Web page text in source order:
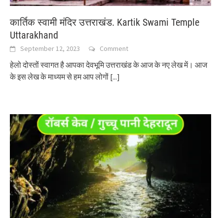
कार्तिक स्वामी मंदिर उत्तराखंड. Kartik Swami Temple
Uttarakhand
September 12, 2023 Comment
हेलो दोस्तों स्वागत है आपका देवभूमि उत्तराखंड के आज के नए लेख में। आज
के इस लेख के माध्यम से हम आप लोगों [...]